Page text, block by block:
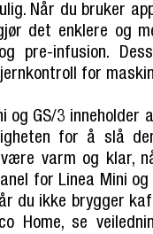
Når du bruker
det enklere og
pre-infusion.
for
og GS/3 inneholder
for å slå
varm og klar,
for Linea Mini
du ikke brygger
Home, se